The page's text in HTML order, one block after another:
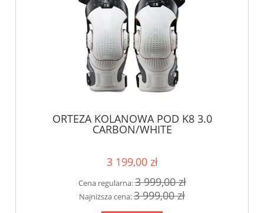
ORTEZA KOLANOWA POD K8 3.0
CARBON/WHITE
3 199,00 zł
Cena regularna:3 999,00 zł
Najniższa cena:3 999,00 zł